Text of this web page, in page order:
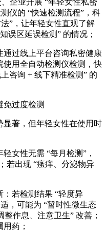
企业开展 “年轻女性私密
仪的 “快速检测流程”，科
”，让年轻女性直观了解
误区延误检测” 的情况；
过线上平台咨询私密健康
使用全自动检测仪检测，快
咨询 + 线下精准检测” 的
免过度检测
著，但年轻女性在使用时
女性无需 “每月检测”，
若出现 “瘙痒、分泌物异
若检测结果 “轻度异
，可能为 “暂时性微生态
作息、注意卫生” 改善；
药；